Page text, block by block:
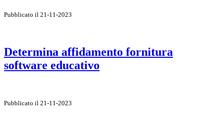
Pubblicato il 21-11-2023
Determina affidamento fornitura
software educativo
Pubblicato il 21-11-2023